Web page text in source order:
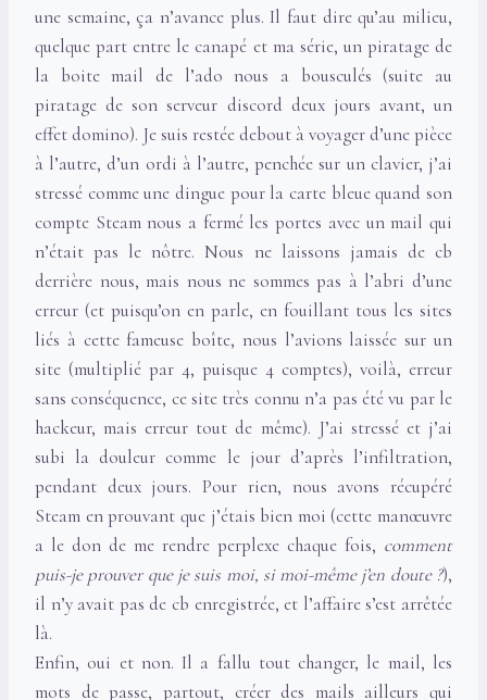
une semaine, ça n’avance plus. Il faut dire qu’au milieu,
quelque part entre le canapé et ma série, un piratage de
la boite mail de l’ado nous a bousculés (suite au
piratage de son serveur discord deux jours avant, un
effet domino). Je suis restée debout à voyager d’une pièce
à l’autre, d’un ordi à l’autre, penchée sur un clavier, j’ai
stressé comme une dingue pour la carte bleue quand son
compte Steam nous a fermé les portes avec un mail qui
n’était pas le nôtre. Nous ne laissons jamais de cb
derrière nous, mais nous ne sommes pas à l’abri d’une
erreur (et puisqu’on en parle, en fouillant tous les sites
liés à cette fameuse boîte, nous l’avions laissée sur un
site (multiplié par 4, puisque 4 comptes), voilà, erreur
sans conséquence, ce site très connu n’a pas été vu par le
hackeur, mais erreur tout de même). J’ai stressé et j’ai
subi la douleur comme le jour d’après l’infiltration,
pendant deux jours. Pour rien, nous avons récupéré
Steam en prouvant que j’étais bien moi (cette manœuvre
a le don de me rendre perplexe chaque fois, comment
puis-je prouver que je suis moi, si moi-même j’en doute ?),
il n’y avait pas de cb enregistrée, et l’affaire s’est arrêtée
là.
Enfin, oui et non. Il a fallu tout changer, le mail, les
mots de passe, partout, créer des mails ailleurs qui